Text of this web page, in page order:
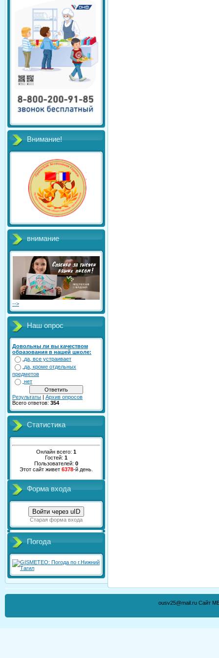
Внимание!
внимание
-->
Наш опрос
Довольны ли вы качеством
образования в нашей школе:
да, все устраивает
да, кроме отдельных
предметов
нет
Результаты | Архив опросов
Всего ответов: 354
Статистика
Онлайн всего: 1
Гостей: 1
Пользователей: 0
Этот сайт живет 6378-й день.
Форма входа
Войти через uID
Старая форма входа
Погода
ousv25@mail.ru Сайт